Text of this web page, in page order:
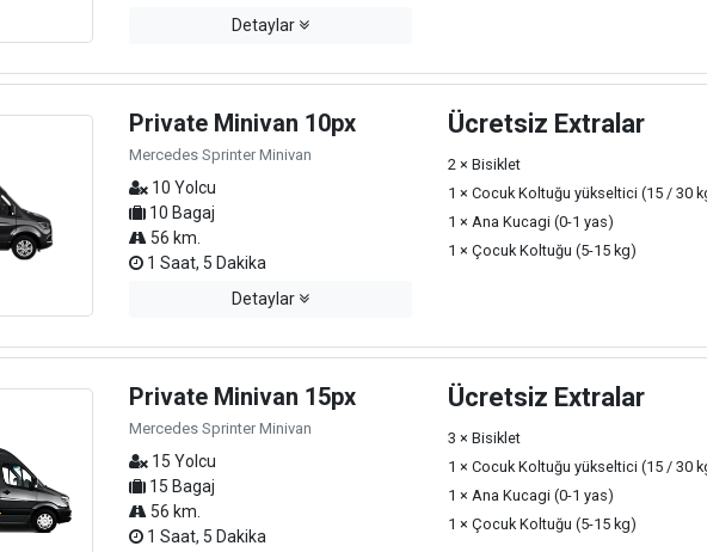
Detaylar
Private Minivan 10px
Mercedes Sprinter Minivan
10 Yolcu
10 Bagaj
56 km.
1 Saat, 5 Dakika
Detaylar
Ücretsiz Extralar
2 × Bisiklet
1 × Cocuk Koltuğu yükseltici (15 / 30
1 × Ana Kucagi (0-1 yas)
1 × Çocuk Koltuğu (5-15 kg)
Private Minivan 15px
Mercedes Sprinter Minivan
15 Yolcu
15 Bagaj
56 km.
1 Saat, 5 Dakika
Ücretsiz Extralar
3 × Bisiklet
1 × Cocuk Koltuğu yükseltici (15 / 30
1 × Ana Kucagi (0-1 yas)
1 × Çocuk Koltuğu (5-15 kg)